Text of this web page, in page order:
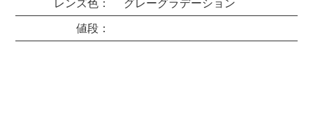
レンズ色： グレーグラデーション
値段：